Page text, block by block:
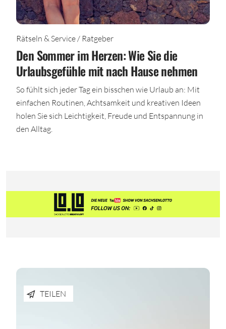
Rätseln & Service / Ratgeber
Den Sommer im Herzen: Wie Sie die
Urlaubsgefühle mit nach Hause nehmen
So fühlt sich jeder Tag ein bisschen wie Urlaub an: Mit
einfachen Routinen, Achtsamkeit und kreativen Ideen
holen Sie sich Leichtigkeit, Freude und Entspannung in
den Alltag.
TEILEN